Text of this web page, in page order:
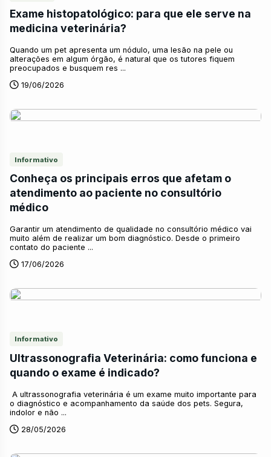
Exame histopatológico: para que ele serve na
medicina veterinária?
Quando um pet apresenta um nódulo, uma lesão na pele ou
alterações em algum órgão, é natural que os tutores fiquem
preocupados e busquem res ...
19/06/2026
Informativo
Conheça os principais erros que afetam o
atendimento ao paciente no consultório
médico
Garantir um atendimento de qualidade no consultório médico vai
muito além de realizar um bom diagnóstico. Desde o primeiro
contato do paciente ...
17/06/2026
Informativo
Ultrassonografia Veterinária: como funciona e
quando o exame é indicado?
A ultrassonografia veterinária é um exame muito importante para
o diagnóstico e acompanhamento da saúde dos pets. Segura,
indolor e não ...
28/05/2026